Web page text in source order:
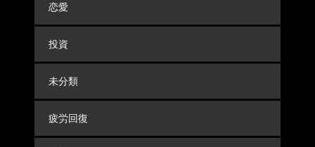
恋愛
投資
未分類
疲労回復